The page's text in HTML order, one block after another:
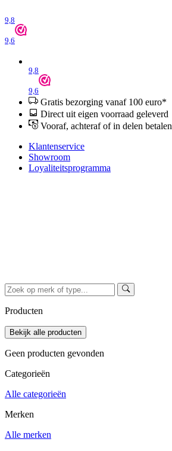
9,8
9,6
9,8
9,6
Gratis bezorging vanaf 100 euro*
Direct uit eigen voorraad geleverd
Vooraf, achteraf of in delen betalen
Klantenservice
Showroom
Loyaliteitsprogramma
Producten
Geen producten gevonden
Categorieën
Alle categorieën
Merken
Alle merken